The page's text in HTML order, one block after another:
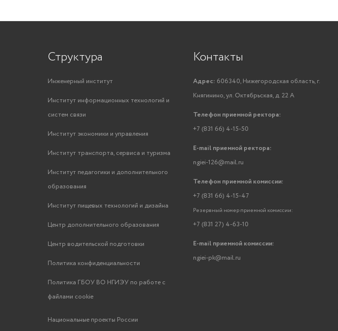
Структура
Инженерный институт
Институт информационных технологий и
систем связи
Институт экономики и управления
Институт транспорта, сервиса и туризма
Институт педагогики и дополнительного
образования
Институт пищевых технологий и дизайна
Центр дополнительного образования
Центр водительской подготовки
Политика конфиденциальности
Политика ГБОУ ВО НГИЭУ по работе с
файлами cookie
Национальные проекты России
Контакты
Адрес: 606340, Нижегородская область, г.
Княгинино, ул. Октябрьская, д. 22 А
Телефон приемной ректора:
+7 (831 66) 4-15-50
E-mail приемной ректора:
ngiei-126@mail.ru
Телефон приемной комиссии:
+7 (831 66) 4-15-47
Резервный номер приемной комиссии:
+7 (831 27) 4-63-10
E-mail приемной комиссии:
ngiei-pk@mail.ru